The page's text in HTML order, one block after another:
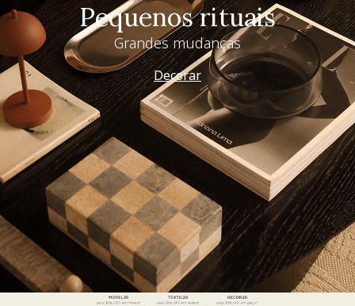
Pequenos rituais
Grandes mudanças
Decorar